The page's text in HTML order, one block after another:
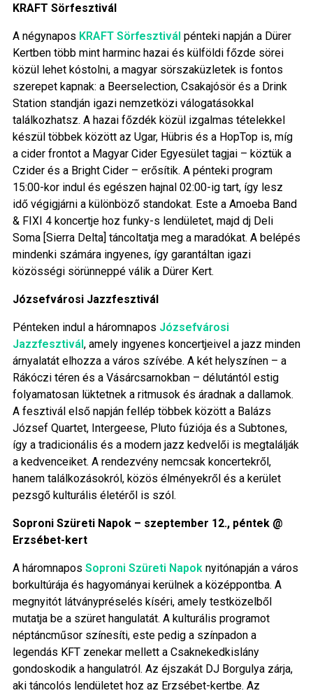
KRAFT Sörfesztivál
A négynapos KRAFT Sörfesztivál pénteki napján a Dürer
Kertben több mint harminc hazai és külföldi főzde sörei
közül lehet kóstolni, a magyar sörszaküzletek is fontos
szerepet kapnak: a Beerselection, Csakajósör és a Drink
Station standján igazi nemzetközi válogatásokkal
találkozhatsz. A hazai főzdék közül izgalmas tételekkel
készül többek között az Ugar, Hübris és a HopTop is, míg
a cider frontot a Magyar Cider Egyesület tagjai – köztük a
Czider és a Bright Cider – erősítik. A pénteki program
15:00-kor indul és egészen hajnal 02:00-ig tart, így lesz
idő végigjárni a különböző standokat. Este a Amoeba Band
& FIXI 4 koncertje hoz funky-s lendületet, majd dj Deli
Soma [Sierra Delta] táncoltatja meg a maradókat. A belépés
mindenki számára ingyenes, így garantáltan igazi
közösségi sörünneppé válik a Dürer Kert.
Józsefvárosi Jazzfesztivál
Pénteken indul a háromnapos Józsefvárosi
Jazzfesztivál, amely ingyenes koncertjeivel a jazz minden
árnyalatát elhozza a város szívébe. A két helyszínen – a
Rákóczi téren és a Vásárcsarnokban – délutántól estig
folyamatosan lüktetnek a ritmusok és áradnak a dallamok.
A fesztivál első napján fellép többek között a Balázs
József Quartet, Intergeese, Pluto fúziója és a Subtones,
így a tradicionális és a modern jazz kedvelői is megtalálják
a kedvenceiket. A rendezvény nemcsak koncertekről,
hanem találkozásokról, közös élményekről és a kerület
pezsgő kulturális életéről is szól.
Soproni Szüreti Napok – szeptember 12., péntek @
Erzsébet-kert
A háromnapos Soproni Szüreti Napok nyitónapján a város
borkultúrája és hagyományai kerülnek a középpontba. A
megnyitót látványpréselés kíséri, amely testközelből
mutatja be a szüret hangulatát. A kulturális programot
néptáncműsor színesíti, este pedig a színpadon a
legendás KFT zenekar mellett a Csaknekedkislány
gondoskodik a hangulatról. Az éjszakát DJ Borgulya zárja,
aki táncolós lendületet hoz az Erzsébet-kertbe. Az